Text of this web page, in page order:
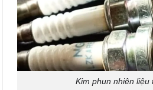
Kim phun nhiên liệu